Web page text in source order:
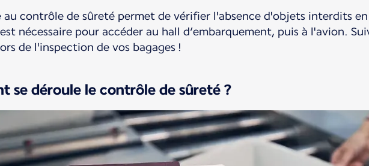
au contrôle de sûreté permet de vérifier l'absence d'objets interdits
nécessaire pour accéder au hall d’embarquement, puis à l'avion.
de l'inspection de vos bagages !
se déroule le contrôle de sûreté ?